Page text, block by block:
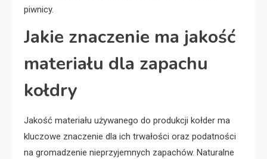
piwnicy.
Jakie znaczenie ma jakość
materiału dla zapachu
kołdry
Jakość materiału używanego do produkcji kołder ma
kluczowe znaczenie dla ich trwałości oraz podatności
na gromadzenie nieprzyjemnych zapachów. Naturalne